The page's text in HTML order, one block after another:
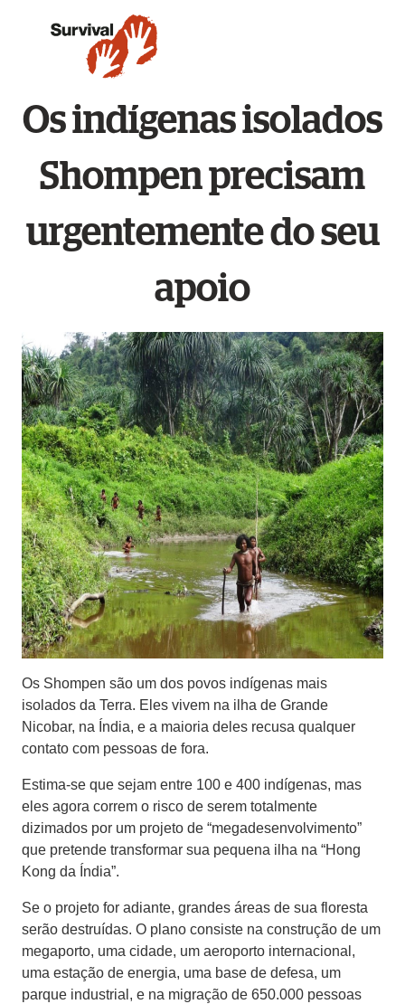
Os indígenas isolados
Shompen precisam
urgentemente do seu
apoio
Os Shompen são um dos povos indígenas mais
isolados da Terra. Eles vivem na ilha de Grande
Nicobar, na Índia, e a maioria deles recusa qualquer
contato com pessoas de fora.
Estima-se que sejam entre 100 e 400 indígenas, mas
eles agora correm o risco de serem totalmente
dizimados por um projeto de “megadesenvolvimento”
que pretende transformar sua pequena ilha na “Hong
Kong da Índia”.
Se o projeto for adiante, grandes áreas de sua floresta
serão destruídas. O plano consiste na construção de um
megaporto, uma cidade, um aeroporto internacional,
uma estação de energia, uma base de defesa, um
parque industrial, e na migração de 650.000 pessoas